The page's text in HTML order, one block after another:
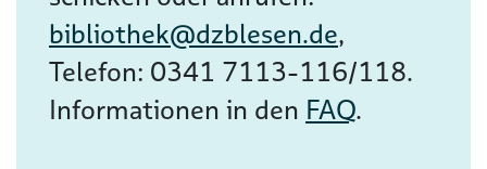
bibliothek@dzblesen.de,
Telefon: 0341 7113-116/118.
Informationen in den FAQ.